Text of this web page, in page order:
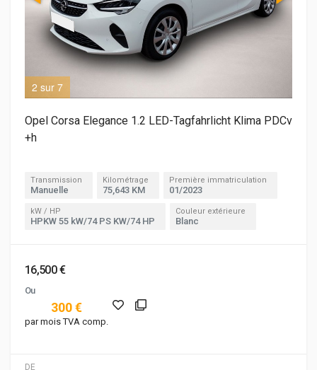
2 sur 7
DE
Opel Corsa Elegance 1.2 LED-Tagfahrlicht Klima PDCv
+h
Transmission
Manuelle
Kilométrage
75,643 KM
Première immatriculation
01/2023
kW / HP
HPKW 55 kW/74 PS KW/74 HP
Couleur extérieure
Blanc
16,500 €
Ou
300 €
par mois TVA comp.